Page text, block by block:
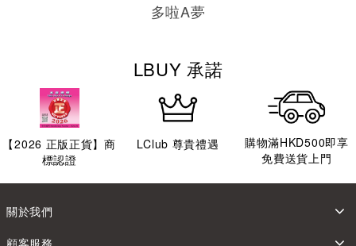
多啦A夢
LBUY 承諾
【2026 正版正貨】商
標認證
LClub 尊貴禮遇
購物滿HKD500即享
免費送貨上門
關於我們
顧客服務